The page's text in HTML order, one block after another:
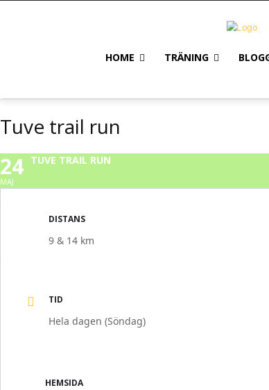
HOME TRÄNING
Tuve trail run
24
MAJ
TUVE TRAIL RUN
DISTANS
9 & 14 km
TID
Hela dagen (Söndag)
HEMSIDA